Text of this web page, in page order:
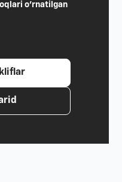
o'rnatilgan